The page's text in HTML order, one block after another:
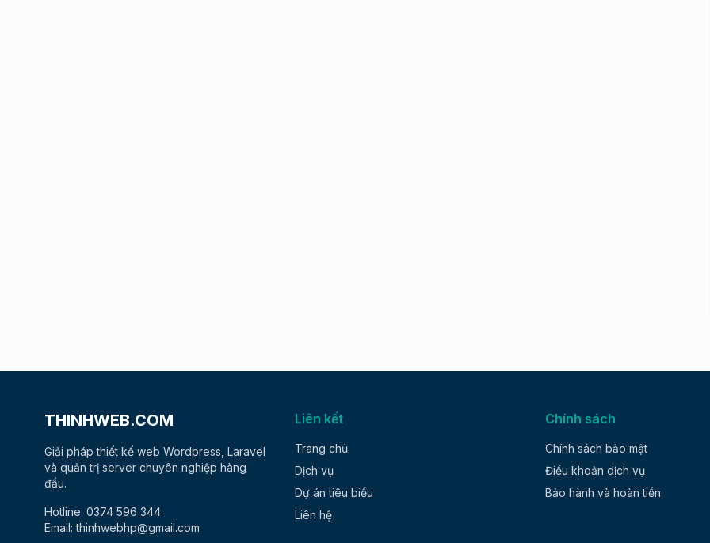
THINHWEB.COM
Giải pháp thiết kế web Wordpress, Laravel
và quản trị server chuyên nghiệp hàng
đầu.
Hotline: 0374 596 344
Email: thinhwebhp@gmail.com
Liên kết
Trang chủ
Dịch vụ
Dự án tiêu biểu
Liên hệ
Chính sách
Chính sách bảo mật
Điều khoản dịch vụ
Bảo hành và hoàn tiền